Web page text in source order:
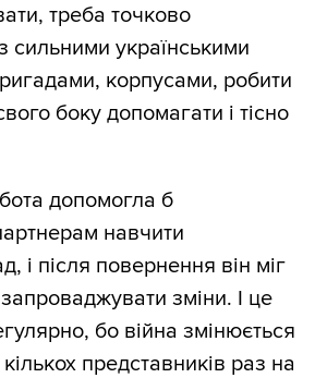
треба точково
сильними українськими
корпусами, робити
боку допомагати і тісно
допомогла б
навчити
і після повернення він міг
зміни. І це
бо війна змінюється
представників раз на